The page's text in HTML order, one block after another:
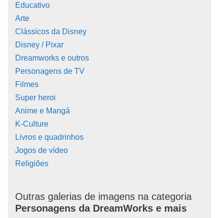
Educativo
Arte
Clássicos da Disney
Disney / Pixar
Dreamworks e outros
Personagens de TV
Filmes
Super heroi
Anime e Mangá
K-Culture
Livros e quadrinhos
Jogos de vídeo
Religiões
Outras galerias de imagens na categoria
Personagens da DreamWorks e mais